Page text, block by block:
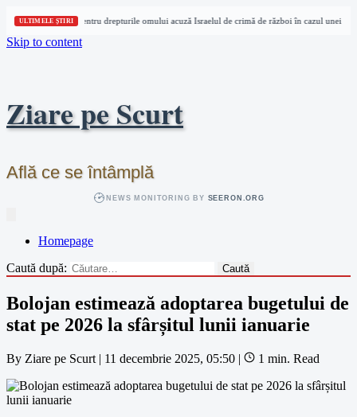
ULTIMELE ȘTIRI
Trei organizații pentru drepturile omului acuză Israelul de crimă de război în cazul unei
Skip to content
Ziare pe Scurt
Află ce se întâmplă
NEWS MONITORING BY SEERON.ORG
Homepage
Caută după:
Bolojan estimează adoptarea bugetului de
stat pe 2026 la sfârșitul lunii ianuarie
By Ziare pe Scurt | 11 decembrie 2025, 05:50 | 1 min. Read